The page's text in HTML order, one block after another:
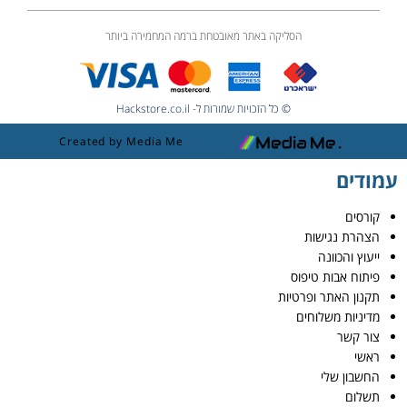
הסליקה באתר מאובטחת ברמה המחמירה ביותר
© כל הזכויות שמורות ל- Hackstore.co.il
Created by Media Me
עמודים
קורסים
הצהרת נגישות
ייעוץ והכוונה
פיתוח אבות טיפוס
תקנון האתר ופרטיות
מדיניות משלוחים
צור קשר
ראשי
החשבון שלי
תשלום